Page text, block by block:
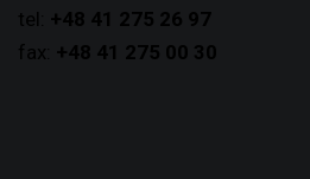
tel: +48 41 275 26 97
fax: +48 41 275 00 30